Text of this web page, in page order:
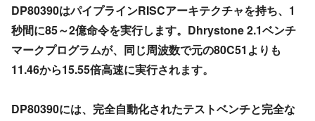
DP80390はパイプラインRISCアーキテクチャを持ち、1
秒間に85～2億命令を実行します。Dhrystone 2.1ベンチ
マークプログラムが、同じ周波数で元の80C51よりも
11.46から15.55倍高速に実行されます。
DP80390には、完全自動化されたテストベンチと完全な